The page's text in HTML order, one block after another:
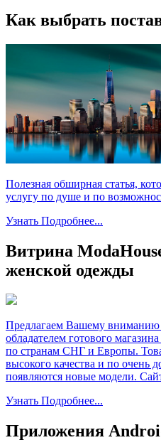
Как выбрать
Полезная обширная статья,
услугу по душе и по
Узнать Подробнее...
Витрина
женской одежды
Предлагаем Вашему вниманию
обладателем готового
по странам СНГ и Европы.
высокого качества и по очень
появляются новые модели.
Узнать Подробнее...
Приложения